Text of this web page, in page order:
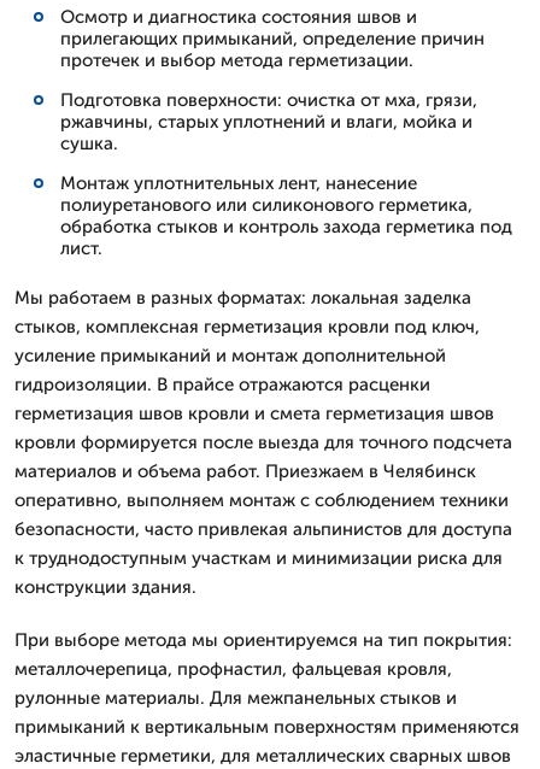
Осмотр и диагностика состояния швов и
прилегающих примыканий, определение причин
протечек и выбор метода герметизации.
Подготовка поверхности: очистка от мха, грязи,
ржавчины, старых уплотнений и влаги, мойка и
сушка.
Монтаж уплотнительных лент, нанесение
полиуретанового или силиконового герметика,
обработка стыков и контроль захода герметика под
лист.
Мы работаем в разных форматах: локальная заделка
стыков, комплексная герметизация кровли под ключ,
усиление примыканий и монтаж дополнительной
гидроизоляции. В прайсе отражаются расценки
герметизация швов кровли и смета герметизация швов
кровли формируется после выезда для точного подсчета
материалов и объема работ. Приезжаем в Челябинск
оперативно, выполняем монтаж с соблюдением техники
безопасности, часто привлекая альпинистов для доступа
к труднодоступным участкам и минимизации риска для
конструкции здания.
При выборе метода мы ориентируемся на тип покрытия:
металлочерепица, профнастил, фальцевая кровля,
рулонные материалы. Для межпанельных стыков и
примыканий к вертикальным поверхностям применяются
эластичные герметики, для металлических сварных швов